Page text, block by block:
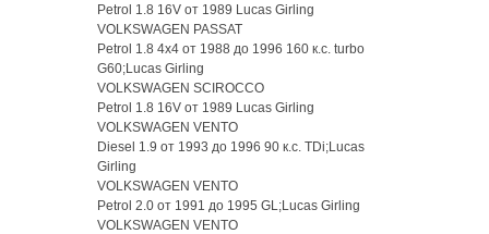
Petrol 1.8 16V от 1989 Lucas Girling
VOLKSWAGEN PASSAT
Petrol 1.8 4x4 от 1988 до 1996 160 к.с. turbo
G60;Lucas Girling
VOLKSWAGEN SCIROCCO
Petrol 1.8 16V от 1989 Lucas Girling
VOLKSWAGEN VENTO
Diesel 1.9 от 1993 до 1996 90 к.с. TDi;Lucas
Girling
VOLKSWAGEN VENTO
Petrol 2.0 от 1991 до 1995 GL;Lucas Girling
VOLKSWAGEN VENTO